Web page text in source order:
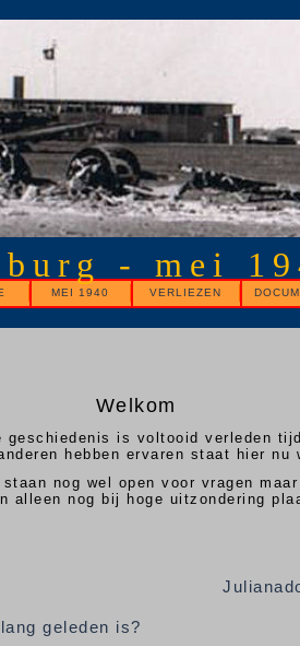
- mei
MEI 1940 VERLIEZEN
Welkom
geschiedenis is voltooid verleden
hebben ervaren staat hier nu
staan nog wel open voor vragen maar
alleen nog bij hoge uitzondering
geleden is?